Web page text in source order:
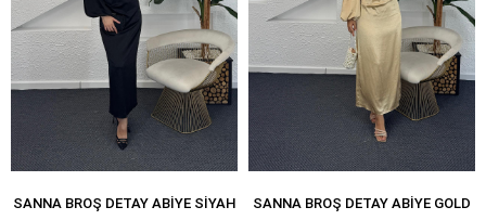
SANNA BROŞ DETAY ABIYE SIYAH SANNA BROŞ DETAY ABIYE GOLD